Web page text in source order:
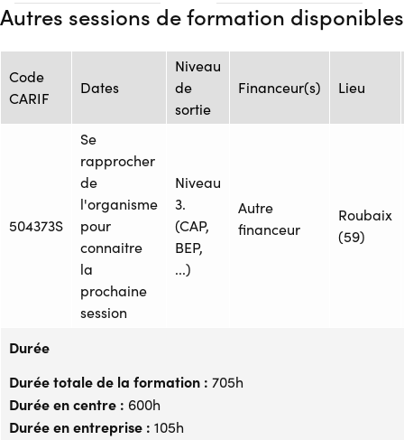
Autres sessions de formation disponibles
Code
CARIF
Dates
Niveau
de
sortie
Financeur(s) Lieu
504373S
Se
rapprocher
de
l'organisme
pour
connaitre
la
prochaine
session
Niveau
3.
(CAP,
BEP,
...)
Autre
financeur
Roubaix
(59)
Durée
Durée totale de la formation : 705h
Durée en centre : 600h
Durée en entreprise : 105h